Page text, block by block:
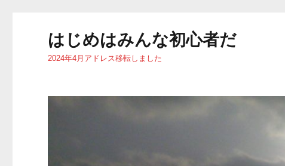
はじめはみんな初心者だ
2024年4月アドレス移転しました